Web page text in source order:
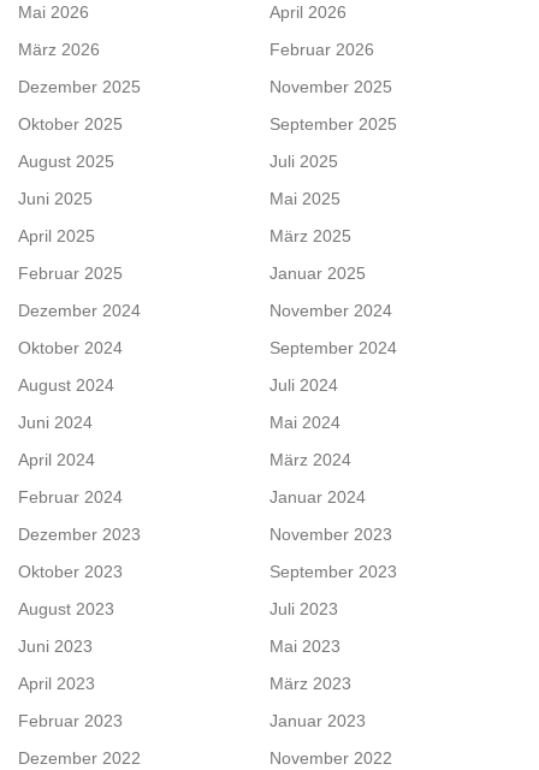
Mai 2026
April 2026
März 2026
Februar 2026
Dezember 2025
November 2025
Oktober 2025
September 2025
August 2025
Juli 2025
Juni 2025
Mai 2025
April 2025
März 2025
Februar 2025
Januar 2025
Dezember 2024
November 2024
Oktober 2024
September 2024
August 2024
Juli 2024
Juni 2024
Mai 2024
April 2024
März 2024
Februar 2024
Januar 2024
Dezember 2023
November 2023
Oktober 2023
September 2023
August 2023
Juli 2023
Juni 2023
Mai 2023
April 2023
März 2023
Februar 2023
Januar 2023
Dezember 2022
November 2022